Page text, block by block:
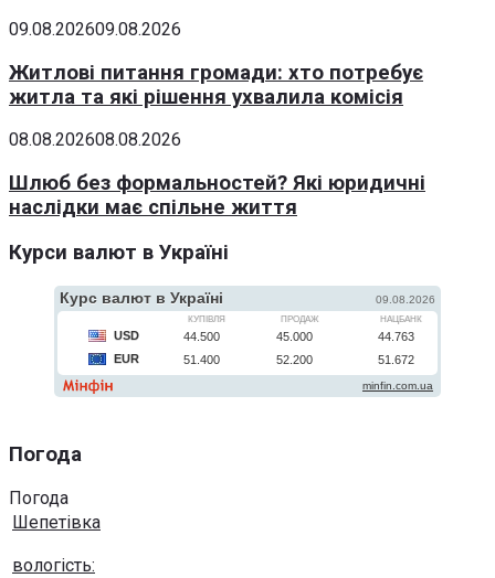
09.08.202609.08.2026
Житлові питання громади: хто потребує
житла та які рішення ухвалила комісія
08.08.202608.08.2026
Шлюб без формальностей? Які юридичні
наслідки має спільне життя
Курси валют в Україні
Погода
Погода
Шепетівка
вологість: